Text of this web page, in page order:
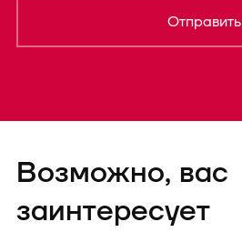
Отправить
отправленаTEST
Возможно, вас
заинтересует